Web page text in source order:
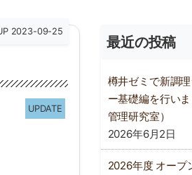
2023-09-25
UPDATE
最近の投稿
樽井ゼミで新調
ー基礎編を行い
管理研究室）
2026年6月2日
2026年度 オープ